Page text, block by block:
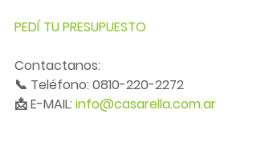
PEDÍ TU PRESUPUESTO
Contactanos:
📞 Teléfono: 0810-220-2272
📩 E-MAIL: info@casarella.com.ar